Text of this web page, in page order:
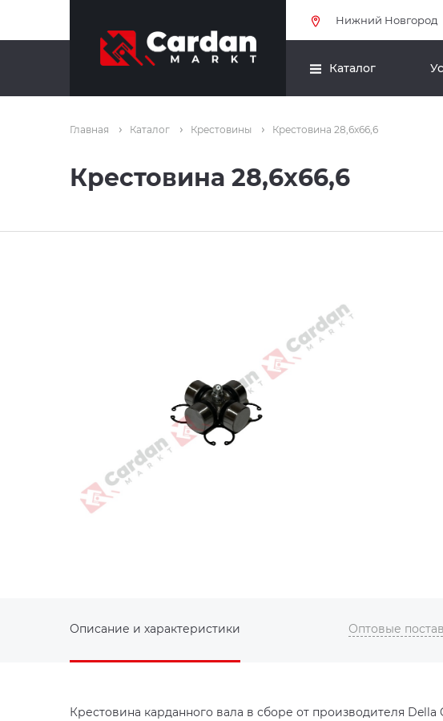
Нижний Новгород
Каталог
Главная Каталог Крестовины Крестовина 28,6x66,6
Крестовина 28,6x66,6
Описание и характеристики Оптовые
Крестовина карданного вала в сборе от производителя Della